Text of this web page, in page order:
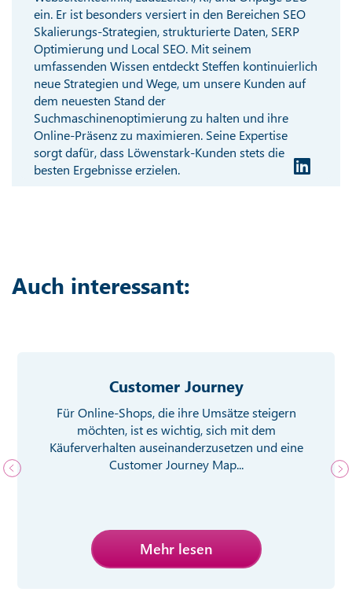
ein. Er ist besonders versiert in den Bereichen SEO
Skalierungs-Strategien, strukturierte Daten, SERP
Optimierung und Local SEO. Mit seinem
umfassenden Wissen entdeckt Steffen kontinuierlich
neue Strategien und Wege, um unsere Kunden auf
dem neuesten Stand der
Suchmaschinenoptimierung zu halten und ihre
Online-Präsenz zu maximieren. Seine Expertise
sorgt dafür, dass Löwenstark-Kunden stets die
besten Ergebnisse erzielen.
Auch interessant:
Customer Journey
Für Online-Shops, die ihre Umsätze steigern
möchten, ist es wichtig, sich mit dem
Käuferverhalten auseinanderzusetzen und eine
Customer Journey Map...
Mehr lesen